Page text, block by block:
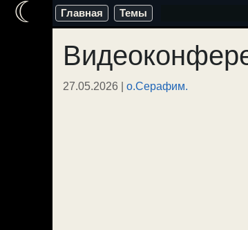
Перейти
содержимому
Главная Темы
27.05.2026 | о.Серафим.
☾